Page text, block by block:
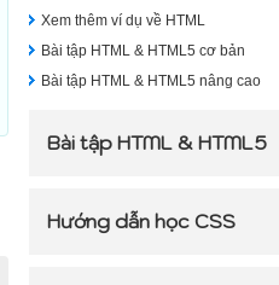
Xem thêm ví dụ về HTML
Bài tập HTML & HTML5 cơ bản
Bài tập HTML & HTML5 nâng cao
Bài tập HTML & HTML5
Hướng dẫn học CSS